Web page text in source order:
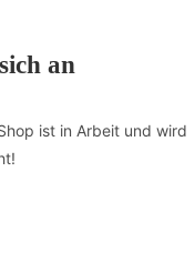
an
ist in Arbeit und wird